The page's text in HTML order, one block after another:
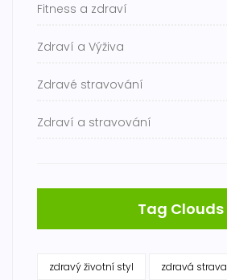
Fitness a zdraví
Zdraví a Výživa
Zdravé stravování
Zdraví a stravování
Tag Clouds
zdravý životní styl zdravá strava